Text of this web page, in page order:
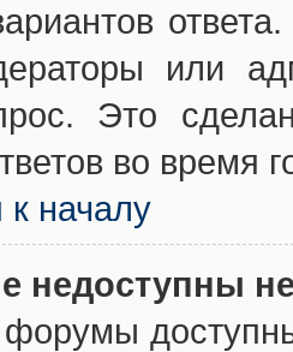
или
Это
во время
к началу
недоступны